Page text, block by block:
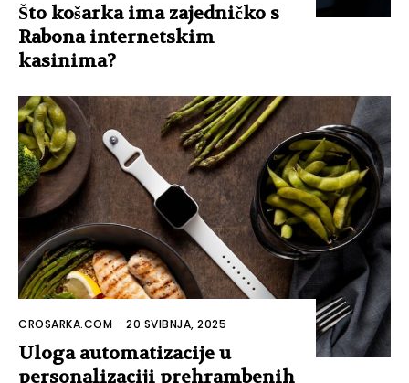
Što košarka ima zajedničko s
Rabona internetskim
kasinima?
CROSARKA.COM -20 SVIBNJA, 2025
Uloga automatizacije u
personalizaciji prehrambenih